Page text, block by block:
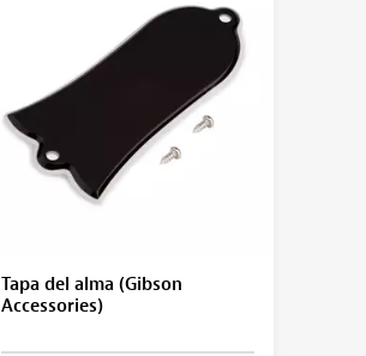
Tapa del alma (Gibson
Accessories)